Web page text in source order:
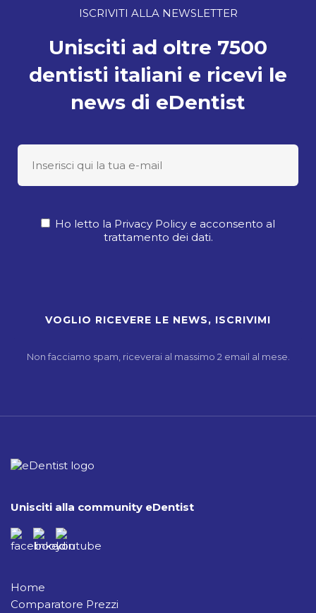
ISCRIVITI ALLA NEWSLETTER
Unisciti ad oltre 7500
dentisti italiani e ricevi le
news di eDentist
Ho letto la Privacy Policy e acconsento al
trattamento dei dati.
Non facciamo spam, riceverai al massimo 2 email al mese.
Unisciti alla community eDentist
Home
Comparatore Prezzi